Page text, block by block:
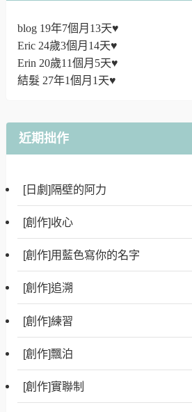
blog 19年7個月13天♥
Eric 24歲3個月14天♥
Erin 20歲11個月5天♥
結髮 27年1個月1天♥
近期拙作
[日劇]隔壁的阿力
[創作]收心
[創作]用藍色寫你的名字
[創作]追溯
[創作]練習
[創作]飄泊
[創作]實聯制